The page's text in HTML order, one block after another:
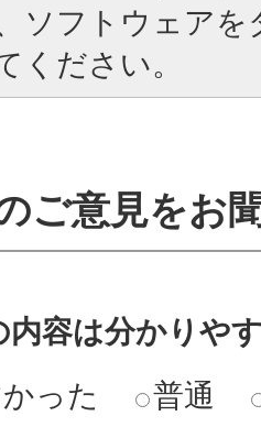
ソフトウェア
ください。
ご意見をお
内容は分かりや
った
普通